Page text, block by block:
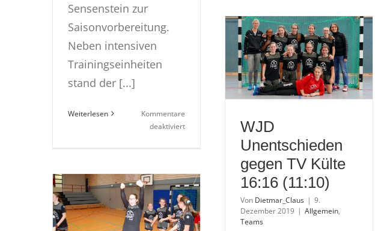
Niederlage
in
Calden!
Sensenstein zur
Saisonvorbereitung.
Neben intensiven
Trainingseinheiten
stand der [...]
Weiterlesen
Kommentare
deaktiviertfür
Sensenstein
| 17.-19.
Januar
2020
WJD
Unentschieden
gegen TV Külte
16:16 (11:10)
Von Dietmar_Claus | 9.
Dezember 2019 | Allgemein,
Teams